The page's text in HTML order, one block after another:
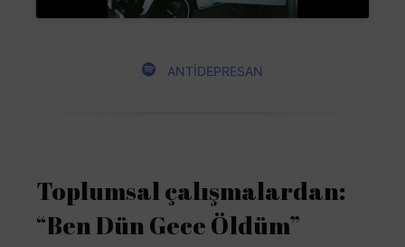
ANTİDEPRESAN
Toplumsal çalışmalardan:
“Ben Dün Gece Öldüm”